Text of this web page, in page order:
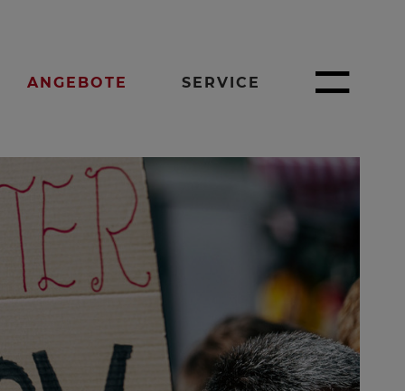
ANGEBOTE SERVICE